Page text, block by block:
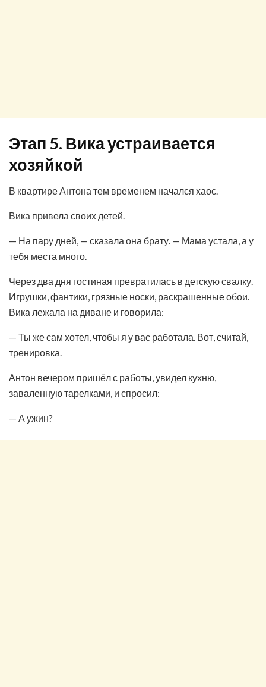
Этап 5. Вика устраивается
хозяйкой
В квартире Антона тем временем начался хаос.
Вика привела своих детей.
— На пару дней, — сказала она брату. — Мама устала, а у
тебя места много.
Через два дня гостиная превратилась в детскую свалку.
Игрушки, фантики, грязные носки, раскрашенные обои.
Вика лежала на диване и говорила:
— Ты же сам хотел, чтобы я у вас работала. Вот, считай,
тренировка.
Антон вечером пришёл с работы, увидел кухню,
заваленную тарелками, и спросил:
— А ужин?